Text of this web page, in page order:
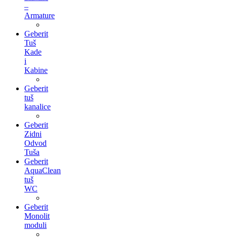
–
Armature
Geberit
Tuš
Kade
i
Kabine
Geberit
tuš
kanalice
Geberit
Zidni
Odvod
Tuša
Geberit
AquaClean
tuš
WC
Geberit
Monolit
moduli